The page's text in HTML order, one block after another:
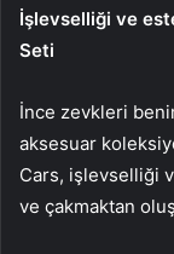
İşlevselliği ve
Seti
İnce zevkleri
aksesuar
Cars, işlevselliği
ve çakmaktan